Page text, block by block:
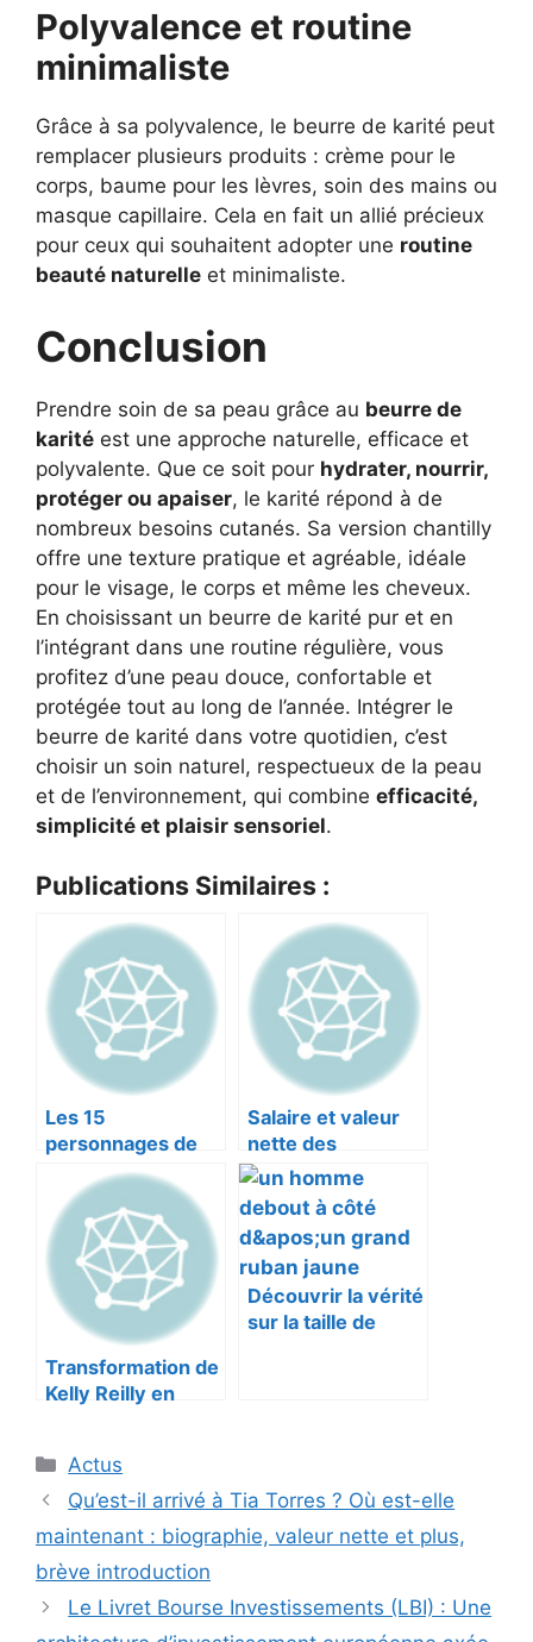
Polyvalence et routine
minimaliste
Grâce à sa polyvalence, le beurre de karité peut
remplacer plusieurs produits : crème pour le
corps, baume pour les lèvres, soin des mains ou
masque capillaire. Cela en fait un allié précieux
pour ceux qui souhaitent adopter une routine
beauté naturelle et minimaliste.
Conclusion
Prendre soin de sa peau grâce au beurre de
karité est une approche naturelle, efficace et
polyvalente. Que ce soit pour hydrater, nourrir,
protéger ou apaiser, le karité répond à de
nombreux besoins cutanés. Sa version chantilly
offre une texture pratique et agréable, idéale
pour le visage, le corps et même les cheveux.
En choisissant un beurre de karité pur et en
l’intégrant dans une routine régulière, vous
profitez d’une peau douce, confortable et
protégée tout au long de l’année. Intégrer le
beurre de karité dans votre quotidien, c’est
choisir un soin naturel, respectueux de la peau
et de l’environnement, qui combine efficacité,
simplicité et plaisir sensoriel.
Publications Similaires :
Les 15
personnages de
dessins animés
verts les plus
célèbres de tous
les temps
Salaire et valeur
nette des
Mountain Men : qui
est le plus riche en
2023 ?
Transformation de
Kelly Reilly en
après
Découvrir la vérité
sur la taille de
Catégories
Actus
Qu’est-il arrivé à Tia Torres ? Où est-elle
maintenant : biographie, valeur nette et plus,
brève introduction
Le Livret Bourse Investissements (LBI) : Une